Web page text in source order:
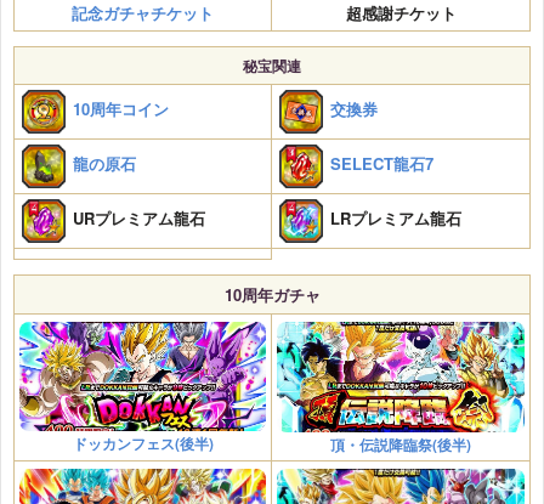
記念ガチャチケット 超感謝チケット
秘宝関連
10周年コイン 交換券
龍の原石 SELECT龍石7
URプレミアム龍石 LRプレミアム龍石
10周年ガチャ
ドッカンフェス(後半) 頂・伝説降臨祭(後半)